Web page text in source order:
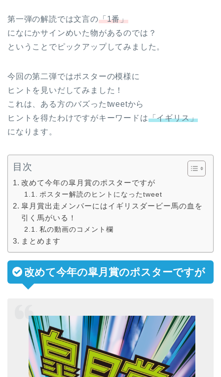
第一弾の解読では文言の「1番」
になにかサインめいた物があるのでは？
ということでピックアップしてみました。
今回の第二弾ではポスターの模様に
ヒントを見いだしてみました！
これは、ある方のバズったtweetから
ヒントを得たわけですがキーワードは「イギリス」
になります。
目次
改めて今年の皐月賞のポスターですが
ポスター解読のヒントになったtweet
皐月賞出走メンバーにはイギリスダービー馬の血を
引く馬がいる！
私の動画のコメント欄
まとめます
改めて今年の皐月賞のポスターですが